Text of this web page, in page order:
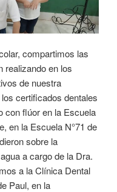
compartimos las
realizando en los
de nuestra
certificados dentales
con flúor en la Escuela
en la Escuela N°71 de
sobre la
a cargo de la Dra.
a la Clínica Dental
Paul, en la